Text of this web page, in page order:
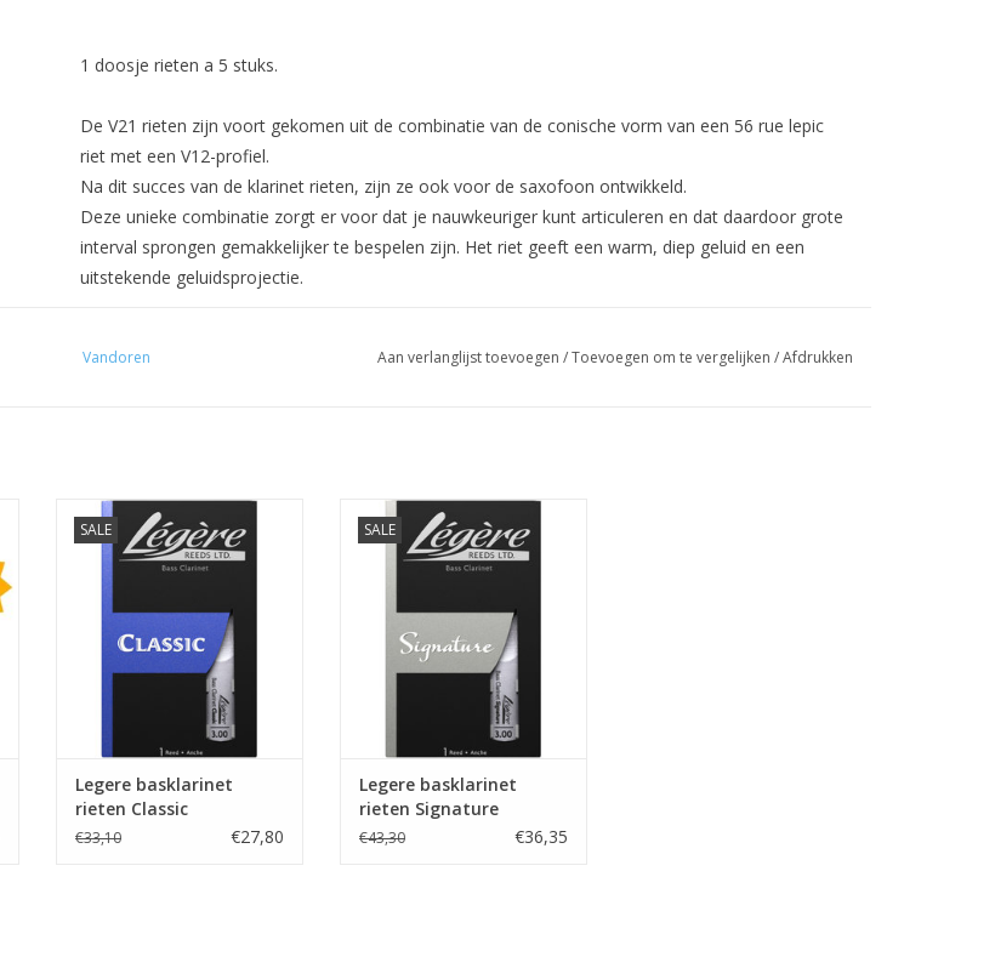
1 doosje rieten a 5 stuks.
De V21 rieten zijn voort gekomen uit de combinatie van de conische vorm van een 56 rue lepic
riet met een V12-profiel.
Na dit succes van de klarinet rieten, zijn ze ook voor de saxofoon ontwikkeld.
Deze unieke combinatie zorgt er voor dat je nauwkeuriger kunt articuleren en dat daardoor grote
interval sprongen gemakkelijker te bespelen zijn. Het riet geeft een warm, diep geluid en een
uitstekende geluidsprojectie.
Vandoren Aan verlanglijst toevoegen /Toevoegen om te vergelijken /Afdrukken
SALE
Legere basklarinet rieten Classic
Legere basklarinet
rieten Classic
€33,10 €27,80
SALE
Legere basklarinet rieten
Signature
Legere basklarinet
rieten Signature
€43,30 €36,35